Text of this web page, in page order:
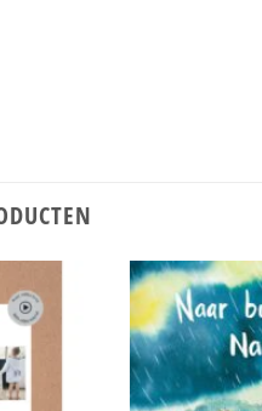
Toevoegen
verlanglijst